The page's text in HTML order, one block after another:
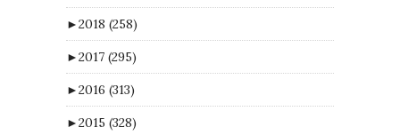
►2018 (258)
►2017 (295)
►2016 (313)
►2015 (328)